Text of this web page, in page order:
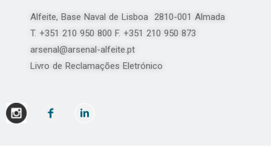
Alfeite, Base Naval de Lisboa 2810-001 Almada
T. +351 210 950 800 F. +351 210 950 873
arsenal@arsenal-alfeite.pt
Livro de Reclamações Eletrónico